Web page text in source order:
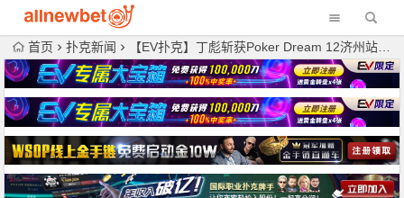
首页 扑克新闻 【EV扑克】丁彪斩获Poker Dream 12济州站开幕赛冠军 Jeremy Ausmus在PGT排行榜上遥遥领先